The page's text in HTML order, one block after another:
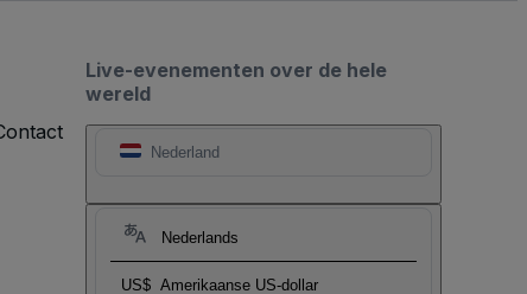
Live-evenementen over de hele
wereld
Nederland
Nederlands
US$ Amerikaanse US-dollar